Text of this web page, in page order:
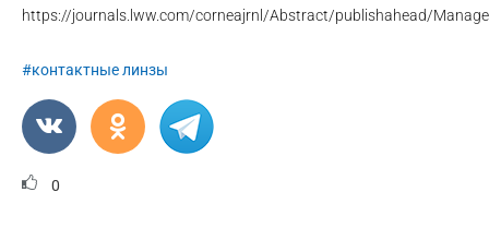
https://journals.lww.com/corneajrnl/Abstract/publishahead/
#контактные линзы
0